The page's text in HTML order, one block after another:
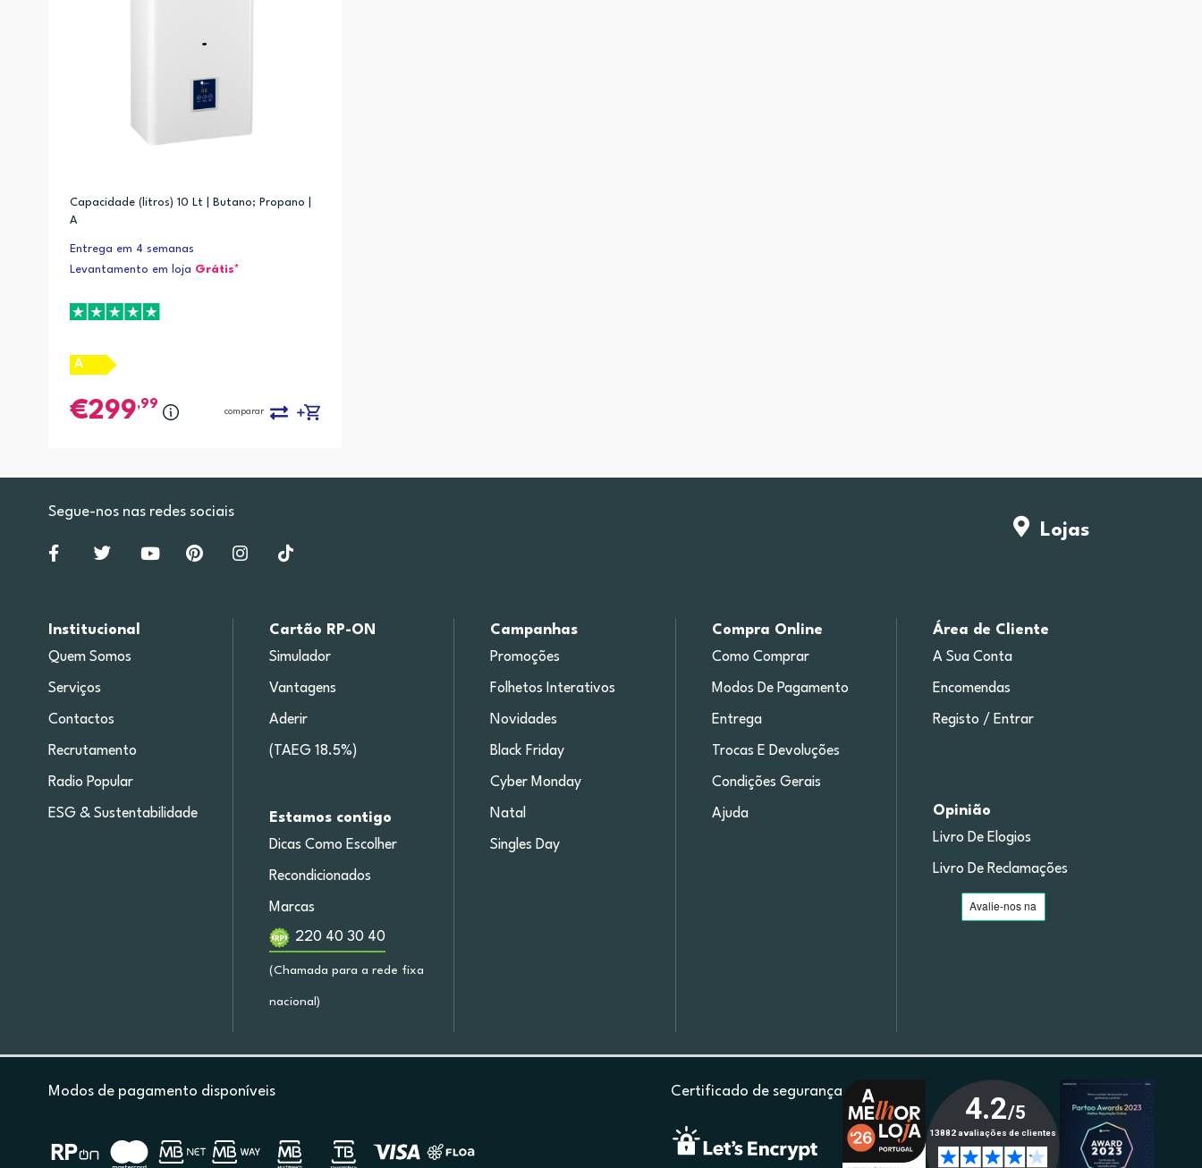
Capacidade (litros) 10 Lt | Butano; Propano |
A
Entrega em 4 semanas
Levantamento em loja Grátis*
A
299,99
comparar
Lojas
Segue-nos nas redes sociais
Institucional
Quem Somos
Serviços
Contactos
Recrutamento
Radio Popular
ESG & Sustentabilidade
Cartão RP-ON
Simulador
Vantagens
Aderir
(TAEG 18.5%)
Estamos contigo
Dicas Como Escolher
Recondicionados
Marcas
220 40 30 40
(Chamada para a rede fixa
nacional)
Campanhas
Promoções
Folhetos Interativos
Novidades
Black Friday
Cyber Monday
Natal
Singles Day
Compra Online
Como Comprar
Modos De Pagamento
Entrega
Trocas E Devoluções
Condições Gerais
Ajuda
Área de Cliente
A Sua Conta
Encomendas
Registo / Entrar
Opinião
Livro De Elogios
Livro De Reclamações
Modos de pagamento disponíveis Certificado de segurança